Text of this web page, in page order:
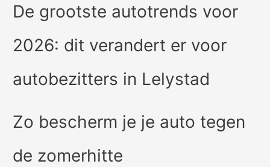
De grootste autotrends voor
2026: dit verandert er voor
autobezitters in Lelystad
Zo bescherm je je auto tegen
de zomerhitte